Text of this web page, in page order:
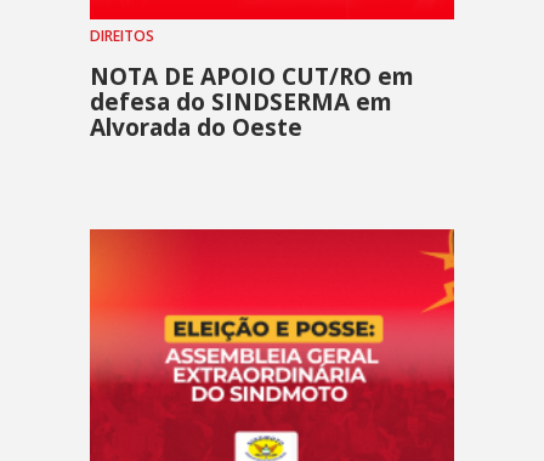
DIREITOS
NOTA DE APOIO CUT/RO em
defesa do SINDSERMA em
Alvorada do Oeste